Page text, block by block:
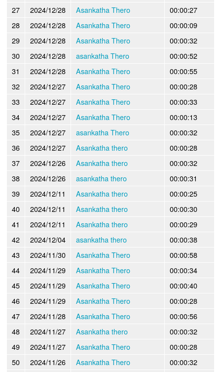
27
2024/12/28 Asankatha Thero
00:00:27
28
2024/12/28 Asankatha Thero
00:00:09
29
2024/12/28 Asankatha Thero
00:00:32
30
2024/12/28 asankatha Thero
00:00:52
31
2024/12/28 Asankatha Thero
00:00:55
32
2024/12/27 Asankatha Thero
00:00:28
33
2024/12/27 Asankatha Thero
00:00:33
34
2024/12/27 Asankatha Thero
00:00:13
35
2024/12/27 asankatha Thero
00:00:32
36
2024/12/27 Asankatha thero
00:00:28
37
2024/12/26 Asankatha thero
00:00:32
38
2024/12/26 asankatha thero
00:00:31
39
2024/12/11 Asankatha thero
00:00:25
40
2024/12/11 Asankatha thero
00:00:30
41
2024/12/11 Asankatha thero
00:00:29
42
2024/12/04 asankatha thero
00:00:38
43
2024/11/30 Asankatha Thero
00:00:58
44
2024/11/29 Asankatha Thero
00:00:34
45
2024/11/29 Asankatha Thero
00:00:40
46
2024/11/29 Asankatha Thero
00:00:28
47
2024/11/28 Asankatha Thero
00:00:56
48
2024/11/27 Asankatha thero
00:00:32
49
2024/11/27 Asankatha Thero
00:00:28
50
2024/11/26 Asankatha Thero
00:00:32